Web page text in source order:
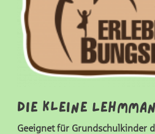
Die kleine
Geeignet für Grundschulkinder